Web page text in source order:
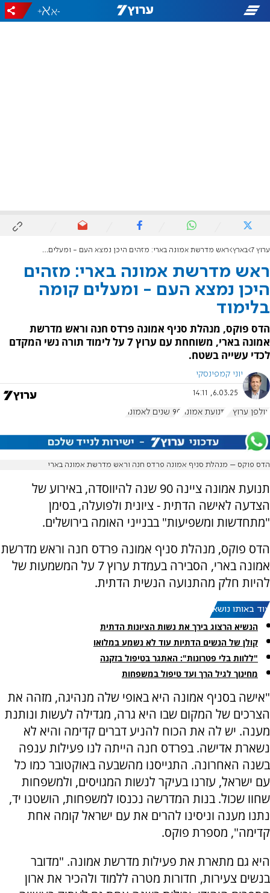
-
+
ערוץ 7 בארץ ראש מדרשת אמונה בארי: מזהים היכן נמצא העם - ומעלים קומה בלימוד
ראש מדרשת אמונה בארי: מזהים
היכן נמצא העם - ומעלים קומה
בלימוד
הדס פוקס, מנהלת סניף אמונה פרדס חנה וראש מדרשת
אמונה בארי, משוחחת עם ערוץ 7 על לימוד תורה נשי המקדם
לכדי עשייה בשטח.
יוני קמפינסקי
6.03.25, 14:11
אולפן ערוץ 7 תנועת אמונה 90 שנים לאמונה
הדס פוקס – מנהלת סניף אמונה פרדס חנה וראש מדרשת אמונה בארי
תנועת אמונה ציינה 90 שנה להיווסדה, באירוע של
הצדעה לאישה הדתית - ציונית ולפועלה, בסימן
"מתחדשות ומשפיעות" בבנייני האומה בירושלים.
הדס פוקס, מנהלת סניף אמונה פרדס חנה וראש מדרשת
אמונה בארי, הסבירה בעמדת ערוץ 7 על המשמעות של
להיות חלק מהתנועה הנשית הדתית.
עוד באותו נושא:
הנשיא הרצוג בירך את נשות הציונות הדתית
קולן של הנשים הדתיות עוד לא נשמע במלואו
"ללוות בלי פטרונות": האתגר בטיפול בזקנה
מחינוך לגיל הרך ועד טיפול במשפחות
"אישה בסניף אמונה היא באופי שלה מנהיגה, מזהה את
הצרכים של המקום שבו היא גרה, מגדילה לעשות ונותנת
מענה. יש לה את הכוח להניע דברים קדימה והיא לא
נשארת אדישה. בפרדס חנה הייתה לנו פעילות ענפה
בשנה האחרונה. התגייסנו מהשבעה באוקטובר כמו כל
עם ישראל, עזרנו בעיקר לנשות המגויסים, ולמשפחות
שחוו שכול. בנות המדרשה נכנסו למשפחות, הושטנו יד,
נתנו מענה וניסינו להרים את עם ישראל קומה אחת
קדימה", מספרת פוקס.
היא גם מתארת את פעילות מדרשת אמונה. "מדובר
בנשים צעירות, חדורות מטרה ללמוד ולהכיר את ארון